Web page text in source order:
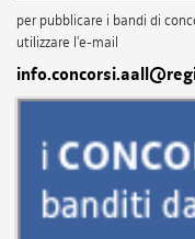
per pubblicare i bandi di
utilizzare l'e-mail